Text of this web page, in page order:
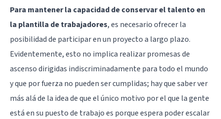
Para mantener la capacidad de conservar el talento en
la plantilla de trabajadores, es necesario ofrecer la
posibilidad de participar en un proyecto a largo plazo.
Evidentemente, esto no implica realizar promesas de
ascenso dirigidas indiscriminadamente para todo el mundo
y que por fuerza no pueden ser cumplidas; hay que saber ver
más alá de la idea de que el único motivo por el que la gente
está en su puesto de trabajo es porque espera poder escalar